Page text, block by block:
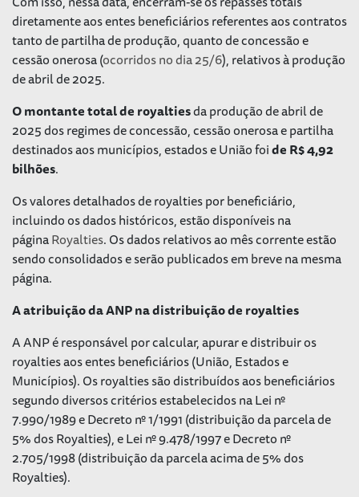
diretamente aos entes beneficiários referentes aos contratos
tanto de partilha de produção, quanto de concessão e
cessão onerosa (ocorridos no dia 25/6), relativos à produção
de abril de 2025.
O montante total de royaltiesda produção de abril de
2025 dos regimes de concessão, cessão onerosa e partilha
destinados aos municípios, estados e União foide R$ 4,92
bilhões.
Os valores detalhados de royalties por beneficiário,
incluindo os dados históricos, estão disponíveis na
páginaRoyalties. Os dados relativos ao mês corrente estão
sendo consolidados e serão publicados em breve na mesma
página.
A atribuição da ANP na distribuição de royalties
A ANP é responsável por calcular, apurar e distribuir os
royalties aos entes beneficiários (União, Estados e
Municípios). Os royalties são distribuídos aos beneficiários
segundo diversos critérios estabelecidos na Lei nº
7.990/1989 e Decreto nº 1/1991 (distribuição da parcela de
5% dos Royalties), e Lei nº 9.478/1997 e Decreto nº
2.705/1998 (distribuição da parcela acima de 5% dos
Royalties).